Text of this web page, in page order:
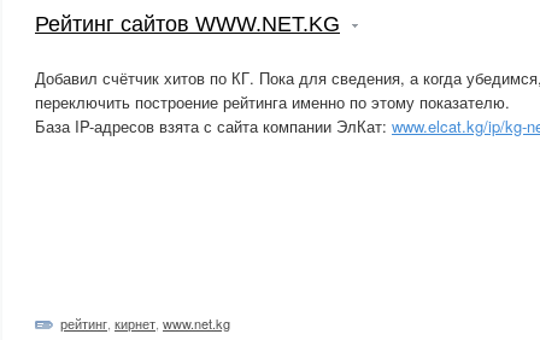
Рейтинг сайтов WWW.NET.KG
Добавил счётчик хитов по КГ. Пока для сведения, а когда
переключить построение рейтинга именно по этому показателю.
База IP-адресов взята с сайта компании ЭлКат: www.elcat.kg/ip/kg-
рейтинг кирнет www.net.kg